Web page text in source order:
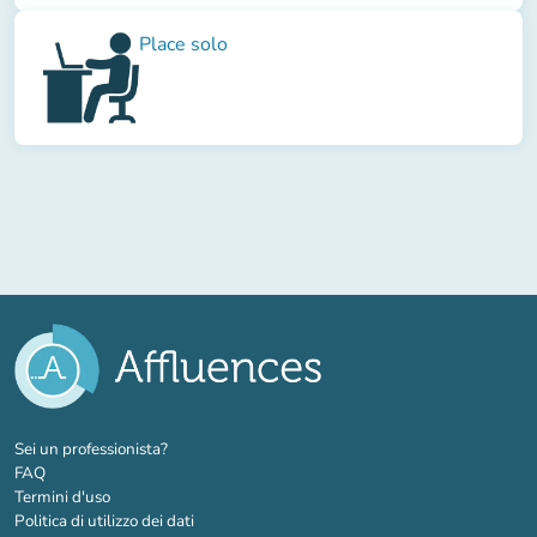
Place solo
Sei un professionista?(nuova scheda)
FAQ
Termini d'uso
Politica di utilizzo dei dati